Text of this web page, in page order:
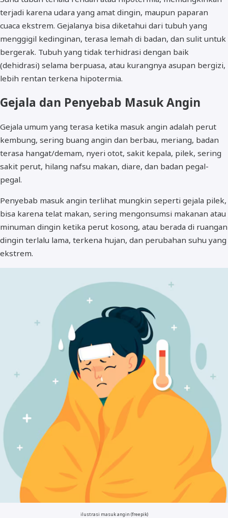
terjadi karena udara yang amat dingin, maupun paparan
cuaca ekstrem. Gejalanya bisa diketahui dari tubuh yang
menggigil kedinginan, terasa lemah di badan, dan sulit untuk
bergerak. Tubuh yang tidak terhidrasi dengan baik
(dehidrasi) selama berpuasa, atau kurangnya asupan bergizi,
lebih rentan terkena hipotermia.
Gejala dan Penyebab Masuk Angin
Gejala umum yang terasa ketika masuk angin adalah perut
kembung, sering buang angin dan berbau, meriang, badan
terasa hangat/demam, nyeri otot, sakit kepala, pilek, sering
sakit perut, hilang nafsu makan, diare, dan badan pegal-
pegal.
Penyebab masuk angin terlihat mungkin seperti gejala pilek,
bisa karena telat makan, sering mengonsumsi makanan atau
minuman dingin ketika perut kosong, atau berada di ruangan
dingin terlalu lama, terkena hujan, dan perubahan suhu yang
ekstrem.
ilustrasi masuk angin (freepik)